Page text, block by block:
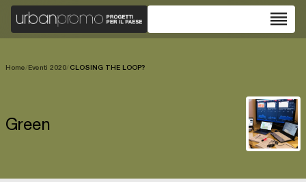
reorder
Home/Eventi 2020/ CLOSING THE LOOP?
Green